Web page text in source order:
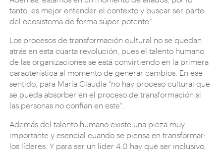
tanto, es mejor entender el contexto y buscar ser parte
del ecosistema de forma súper potente”.
Los procesos de transformación cultural no se quedan
atrás en esta cuarta revolución, pues el talento humano
de las organizaciones se está convirtiendo en la primera
característica al momento de generar cambios. En ese
sentido, para María Claudia “no hay proceso cultural que
se pueda absorber en el proceso de transformación si
las personas no confían en este”.
Además del talento humano existe una pieza muy
importante y esencial cuando se piensa en transformar:
los líderes. Y para ser un líder 4.0 hay que ser inclusivo,